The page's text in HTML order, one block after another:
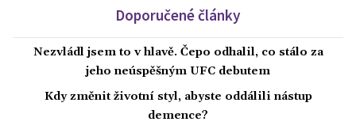
Doporučené články
Nezvládl jsem to v hlavě. Čepo odhalil, co stálo za
jeho neúspěšným UFC debutem
Kdy změnit životní styl, abyste oddálili nástup
demence?